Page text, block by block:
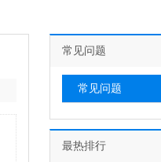
常见问题
常见问题
最热排行